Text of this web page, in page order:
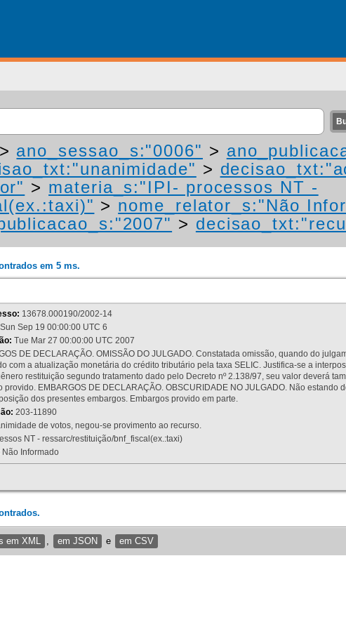
> ano_sessao_s:"0006" >
>
> materia_s:"IPI- processos NT -
> nome_relator_s:"Não
>
em 5 ms.
13678.000190/2002-14
Sun Sep 19 00:00:00 UTC 6
Tue Mar 27 00:00:00 UTC 2007
DE DECLARAÇÃO. OMISSÃO DO JULGADO. Constatada omissão, quando do
com a atualização monetária do crédito tributário pela taxa SELIC. Justifica-se a
restituição segundo tratamento dado pelo Decreto nº 2.138/97, seu valor deverá
provido. EMBARGOS DE DECLARAÇÃO. OBSCURIDADE NO JULGADO. Não
dos presentes embargos. Embargos provido em parte.
203-11890
de votos, negou-se provimento ao recurso.
NT - ressarc/restituição/bnf_fiscal(ex.:taxi)
Não Informado
em XML em JSON e em CSV